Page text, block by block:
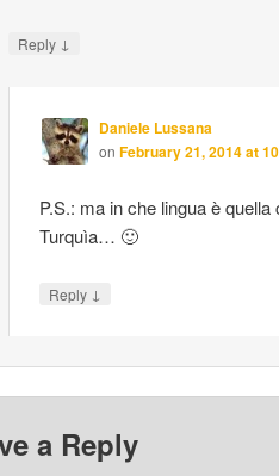
Reply ↓
Daniele Lussana
on February 21, 2014 at
P.S.: ma in che lingua è
Turquìa… 🙂
Reply ↓
a Reply